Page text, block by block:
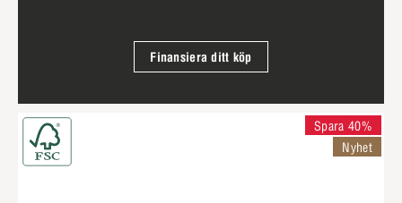
Finansiera ditt köp
Spara 40%
Nyhet